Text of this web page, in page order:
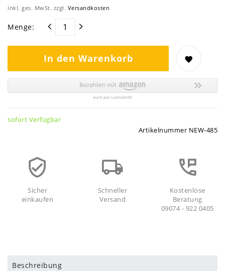
inkl. ges. MwSt. zzgl. Versandkosten
Menge:
In den Warenkorb
sofort Verfügbar
Artikelnummer NEW-485
Sicher
einkaufen
Schneller
Versand
Kostenlose
Beratung
09074 - 922 0405
Beschreibung